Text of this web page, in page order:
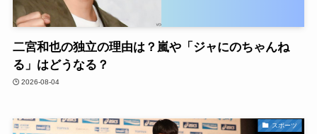
二宮和也の独立の理由は？嵐や「ジャにのちゃんね
る」はどうなる？
2026-08-04
スポーツ